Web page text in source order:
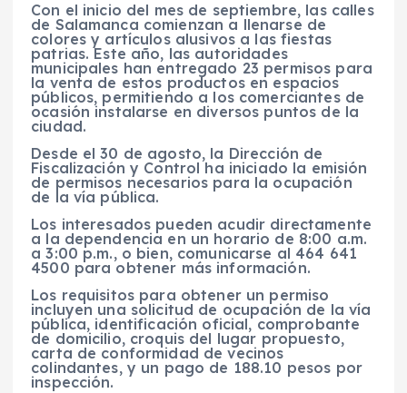
Con el inicio del mes de septiembre, las calles
de Salamanca comienzan a llenarse de
colores y artículos alusivos a las fiestas
patrias. Este año, las autoridades
municipales han entregado 23 permisos para
la venta de estos productos en espacios
públicos, permitiendo a los comerciantes de
ocasión instalarse en diversos puntos de la
ciudad.
Desde el 30 de agosto, la Dirección de
Fiscalización y Control ha iniciado la emisión
de permisos necesarios para la ocupación
de la vía pública.
Los interesados pueden acudir directamente
a la dependencia en un horario de 8:00 a.m.
a 3:00 p.m., o bien, comunicarse al 464 641
4500 para obtener más información.
Los requisitos para obtener un permiso
incluyen una solicitud de ocupación de la vía
pública, identificación oficial, comprobante
de domicilio, croquis del lugar propuesto,
carta de conformidad de vecinos
colindantes, y un pago de 188.10 pesos por
inspección.